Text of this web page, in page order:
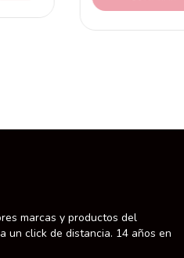
marcas y productos del
un click de distancia. 14 años en